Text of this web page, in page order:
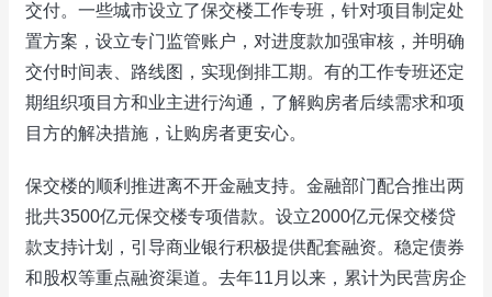
交付。一些城市设立了保交楼工作专班，针对项目制定处
置方案，设立专门监管账户，对进度款加强审核，并明确
交付时间表、路线图，实现倒排工期。有的工作专班还定
期组织项目方和业主进行沟通，了解购房者后续需求和项
目方的解决措施，让购房者更安心。
保交楼的顺利推进离不开金融支持。金融部门配合推出两
批共3500亿元保交楼专项借款。设立2000亿元保交楼贷
款支持计划，引导商业银行积极提供配套融资。稳定债券
和股权等重点融资渠道。去年11月以来，累计为民营房企